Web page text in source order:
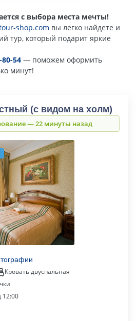
с выбора места мечты!
shop.com вы легко найдете и
тур, который подарит яркие
80-54 — поможем оформить
минут!
(с видом на холм)
— 22 минуты назад
Кровать двуспальная
12:00